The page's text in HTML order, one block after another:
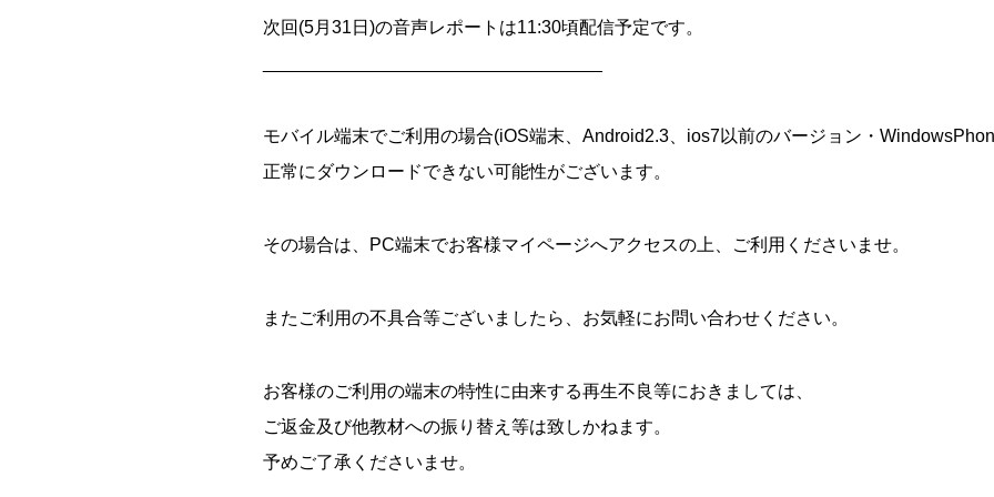
次回(5月31日)の音声レポートは11:30頃配信予定です。
モバイル端末でご利用の場合(iOS端末、Android2.3、ios7以前のバージョン・
正常にダウンロードできない可能性がございます。
その場合は、PC端末でお客様マイページへアクセスの上、ご利用くださいませ。
またご利用の不具合等ございましたら、お気軽にお問い合わせください。
お客様のご利用の端末の特性に由来する再生不良等におきましては、
ご返金及び他教材への振り替え等は致しかねます。
予めご了承くださいませ。